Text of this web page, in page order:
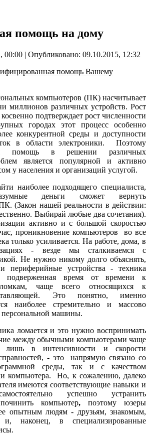
помощь на дому
00:00 | Опубликовано: 09.10.2015, 12:32
помощь Вашему
компьютеров (ПК) насчитывает
миллионов различных устройств. Рост
подтверждает рост численности
городах этот процесс особенно
конкурентной среды и доступности
в области электроники. Поэтому
помощь в решении различных
является популярной и активно
у населения и организаций услугой.
наиболее подходящего специалиста,
деньги сможет вернуть
(Закон нашей реальности в действии:
Выбирай любые два сочетания).
активно и с большой скоростью
проникновение компьютеров во все
только усиливается. На работе, дома, в
- везде мы сталкиваемся с
Не нужно никому долго объяснять,
устройства - техника
подверженная время от времени к
чаще всего относящихся к
Это понятно, именно
наиболее стремительно и массово
машины.
ломается и это нужно воспринимать
между обычными компьютерами чаще
лишь в интенсивности и скорости
- это напрямую связано со
среды, так и с качеством
компьютера. Но, к сожалению, далеко
имеются соответствующие навыки и
успешно устранить
компьютер, поэтому юзеры
опытным людям - друзьям, знакомым,
наконец, в специализированные